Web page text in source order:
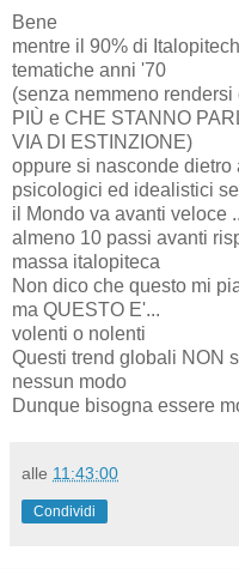
Bene
mentre il 90% di
tematiche anni '70
(senza nemmeno
PIÙ e CHE STANNO
VIA DI ESTINZIONE)
oppure si nasconde dietro
psicologici ed idealistici
il Mondo va avanti veloce
almeno 10 passi avanti
massa italopiteca
Non dico che questo mi
ma QUESTO E'...
volenti o nolenti
Questi trend globali NON
nessun modo
Dunque bisogna essere
alle 11:43:00
Condividi